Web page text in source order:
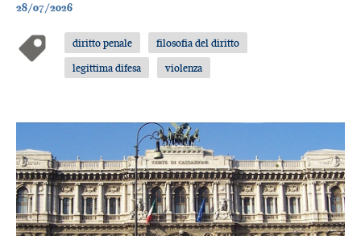
28/07/2026
diritto penale
filosofia del diritto
legittima difesa
violenza